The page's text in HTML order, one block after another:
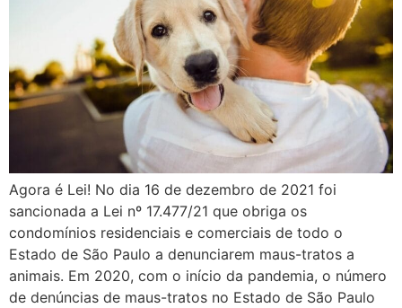
Agora é Lei! No dia 16 de dezembro de 2021 foi
sancionada a Lei nº 17.477/21 que obriga os
condomínios residenciais e comerciais de todo o
Estado de São Paulo a denunciarem maus-tratos a
animais. Em 2020, com o início da pandemia, o número
de denúncias de maus-tratos no Estado de São Paulo